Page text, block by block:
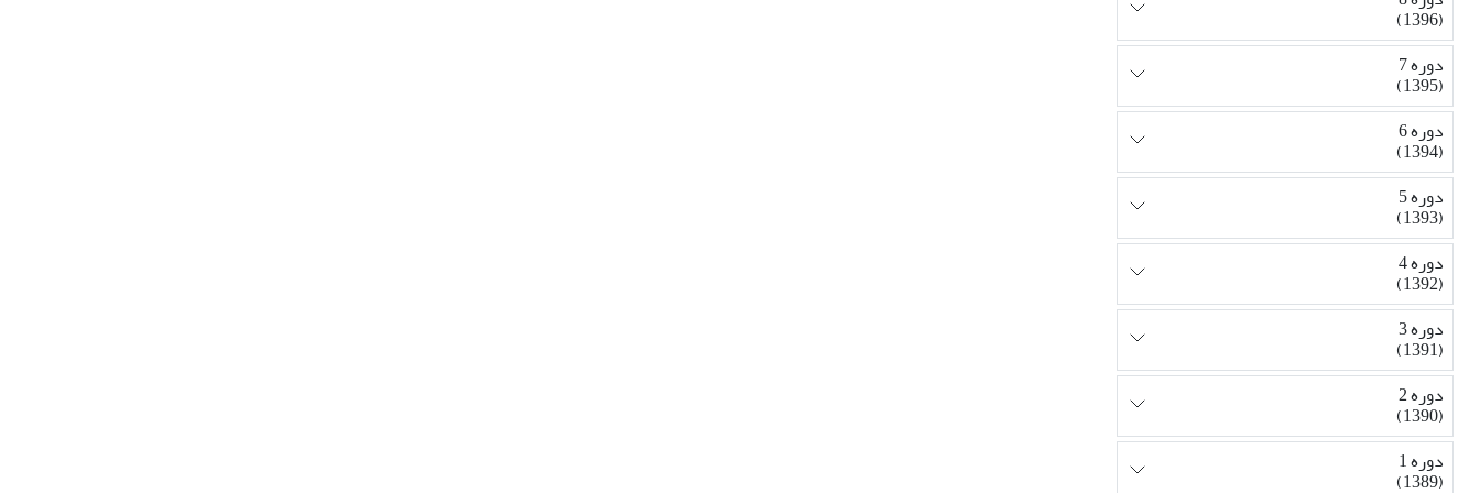
(1396)
دوره 7
(1395)
دوره 6
(1394)
دوره 5
(1393)
دوره 4
(1392)
دوره 3
(1391)
دوره 2
(1390)
دوره 1
(1389)